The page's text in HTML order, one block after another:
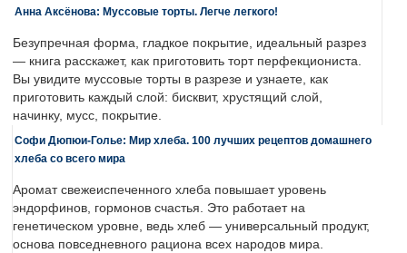
Анна Аксёнова: Муссовые торты. Легче легкого!
Безупречная форма, гладкое покрытие, идеальный разрез
— книга расскажет, как приготовить торт перфекциониста.
Вы увидите муссовые торты в разрезе и узнаете, как
приготовить каждый слой: бисквит, хрустящий слой,
начинку, мусс, покрытие.
Софи Дюпюи-Голье: Мир хлеба. 100 лучших рецептов домашнего
хлеба со всего мира
Аромат свежеиспеченного хлеба повышает уровень
эндорфинов, гормонов счастья. Это работает на
генетическом уровне, ведь хлеб — универсальный продукт,
основа повседневного рациона всех народов мира.